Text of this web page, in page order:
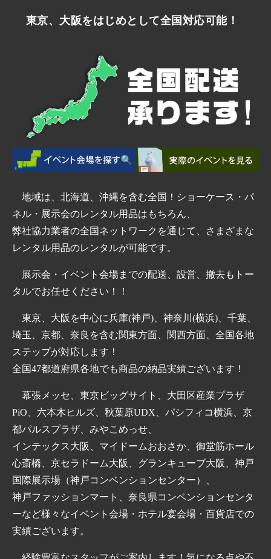
東京、大阪をはじめとして全国対応可能！
地域は、北海道、沖縄を含む全国！ショーケース・パ
ネル・展示会のレンタル用品はもちろん、
弊社協力業者の全国ネットワークを通じて、さまざまな
レンタル用品のレンタルが可能です。
展示会・イベント会場までの配送、設営、撤去もトー
タルでお任せください！！
東京、大阪を中心に兵庫(神戸)、神奈川(横浜)、千葉、
埼玉、京都、奈良を含む関東方面、関西方面、全国各地
ステップが対応します！
全国47都道府県各地でも商品の納品実績ございます！
幕張メッセ、東京ビッグサイト、大田区産業プラザ
PiO、六本木ヒルズ、秋葉原UDX、パシフィコ横浜、京
都パルスプラザ、みやこめっせ、
インテックス大阪、マイドームおおさか、御堂筋ホール
心斎橋、京セラドーム大阪、グランキューブ大阪、神戸
国際展示場（神戸コンベンションセンター）、
神戸ファッションマート、奈良県コンベンションセンタ
ーなど様々なイベント会場・ホテル宴会場・百貨店での
実績ございます。